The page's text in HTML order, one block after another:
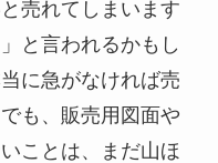
売れてしまいます
と言われるかもし
に急がなければ売
も、販売用図面や
ことは、まだ山ほ